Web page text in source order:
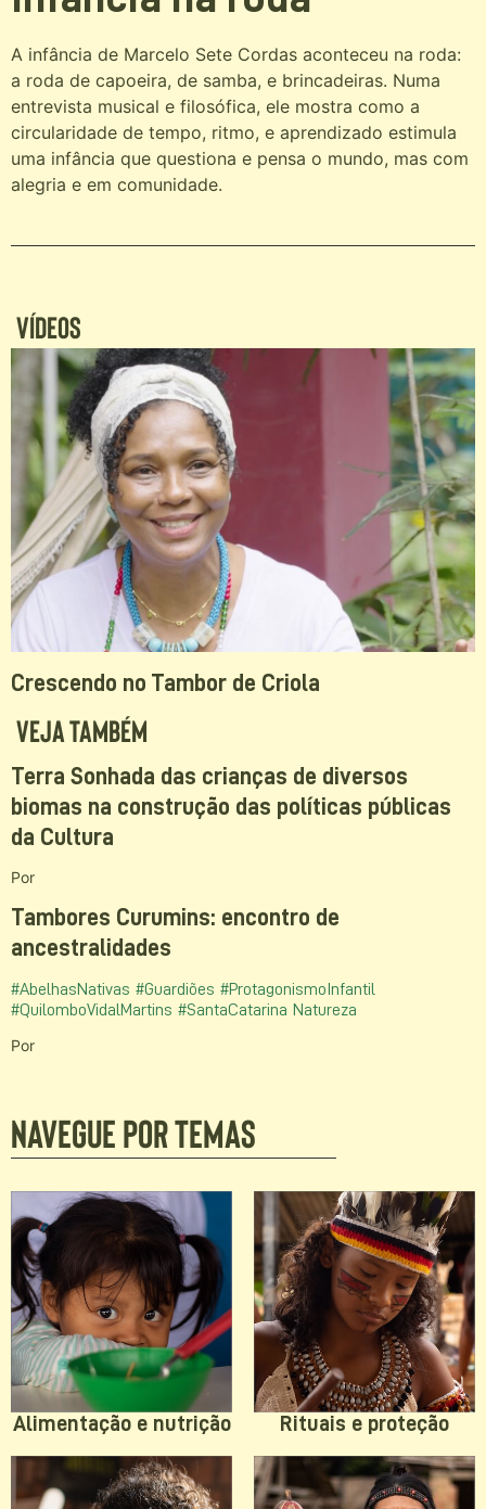
A infância de Marcelo Sete Cordas aconteceu na roda:
a roda de capoeira, de samba, e brincadeiras. Numa
entrevista musical e filosófica, ele mostra como a
circularidade de tempo, ritmo, e aprendizado estimula
uma infância que questiona e pensa o mundo, mas com
alegria e em comunidade.
Vídeos
Crescendo no Tambor de Criola
Veja Também
Terra Sonhada das crianças de diversos
biomas na construção das políticas públicas
da Cultura
Por
Tambores Curumins: encontro de
ancestralidades
#AbelhasNativas #Guardiões #ProtagonismoInfantil
#QuilomboVidalMartins #SantaCatarina Natureza
Por
Navegue por temas
Alimentação e nutrição Rituais e proteção